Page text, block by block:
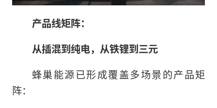
产品线矩阵：
从插混到纯电，从铁锂到三元
蜂巢能源已形成覆盖多场景的产品矩
阵：